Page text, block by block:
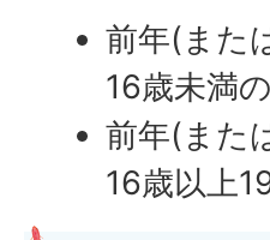
前年(また
16歳未満
前年(また
16歳以上